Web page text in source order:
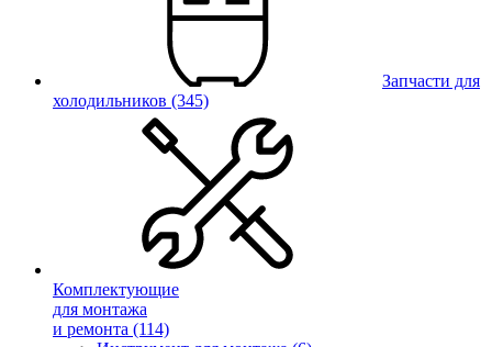
Запчасти для
холодильников (345)
Комплектующие
для монтажа
и ремонта (114)